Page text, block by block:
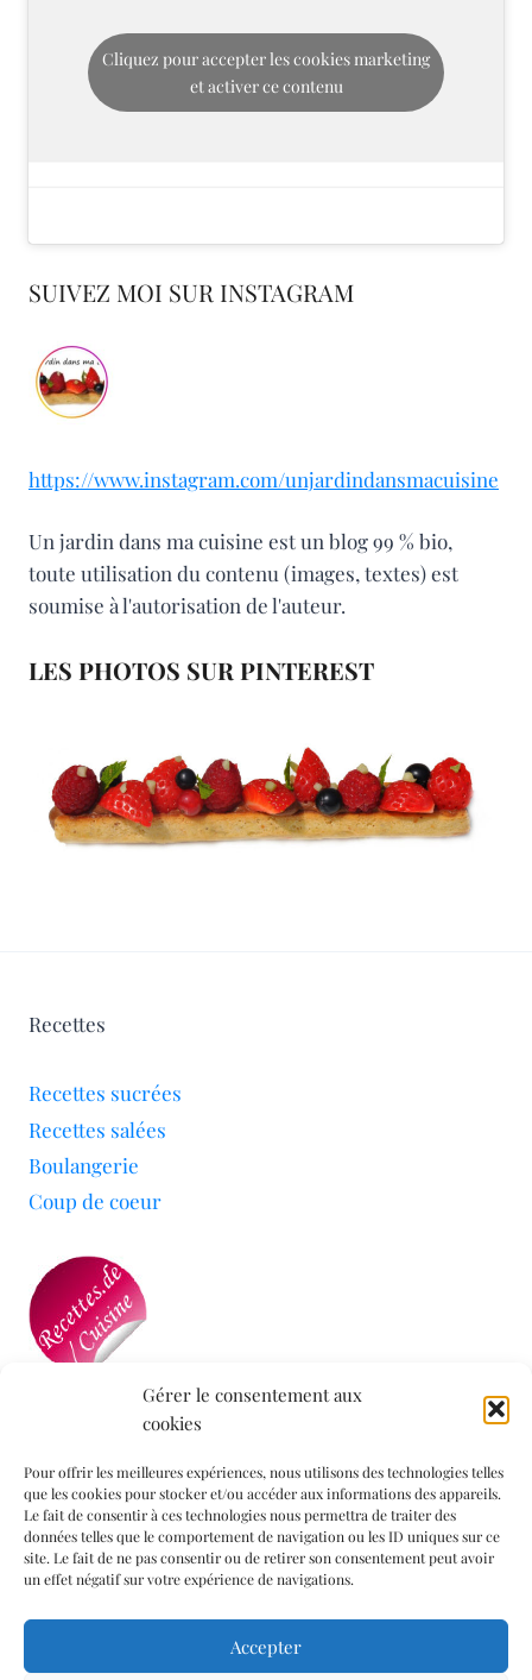
Gérer le consentement aux
cookies
Pour offrir les meilleures expériences, nous utilisons des technologies telles
que les cookies pour stocker et/ou accéder aux informations des appareils.
Le fait de consentir à ces technologies nous permettra de traiter des
données telles que le comportement de navigation ou les ID uniques sur ce
site. Le fait de ne pas consentir ou de retirer son consentement peut avoir
un effet négatif sur votre expérience de navigations.
Accepter
Cliquez pour accepter les cookies marketing
et activer ce contenu
SUIVEZ MOI SUR INSTAGRAM
https://www.instagram.com/unjardindansmacuisine
Un jardin dans ma cuisine est un blog 99 % bio,
toute utilisation du contenu (images, textes) est
soumise à l'autorisation de l'auteur.
LES PHOTOS SUR PINTEREST
Recettes
Recettes sucrées
Recettes salées
Boulangerie
Coup de coeur
Mon blog a été sélectionné par le site
Informations légales
Mentions légales
Politique de confidentialité